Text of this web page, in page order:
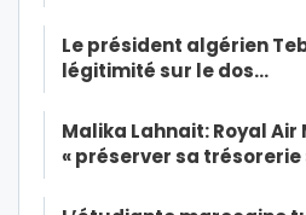
Le président algérien
légitimité sur le dos…
Malika Lahnait: Royal Air
« préserver sa trésorerie